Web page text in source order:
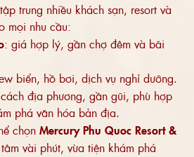
trung nhiều khách sạn, resort và
mọi nhu cầu:
: giá hợp lý, gần chợ đêm và bãi
biển, hồ bơi, dịch vụ nghỉ dưỡng.
địa phương, gần gũi, phù hợp
phá văn hóa bản địa.
chọn Mercury Phu Quoc Resort &
vài phút, vừa tiện khám phá